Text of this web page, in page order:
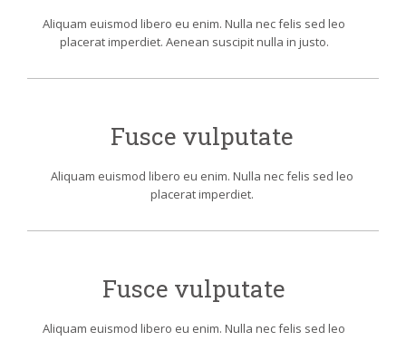
Aliquam euismod libero eu enim. Nulla nec felis sed leo
placerat imperdiet. Aenean suscipit nulla in justo.
Fusce vulputate
Aliquam euismod libero eu enim. Nulla nec felis sed leo
placerat imperdiet.
Fusce vulputate
Aliquam euismod libero eu enim. Nulla nec felis sed leo